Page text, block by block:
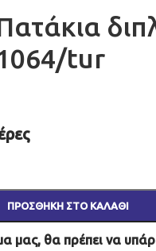
tur
ΠΡΟΣΘΉΚΗ ΣΤΟ ΚΑΛΆΘΙ
θα πρέπει να